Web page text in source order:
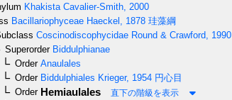
Khakista Cavalier-Smith, 2000
Bacillariophyceae Haeckel, 1878 珪藻綱
Coscinodiscophycidae Round & Crawford, 1990
SuperorderBiddulphianae
OrderAnaulales
OrderBiddulphiales Krieger, 1954 円心目
OrderHemiaulales 直下の階級を表示